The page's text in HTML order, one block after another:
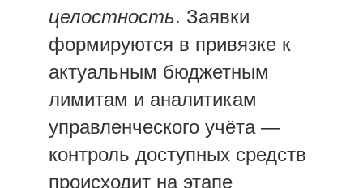
целостность. Заявки
формируются в привязке к
актуальным бюджетным
лимитам и аналитикам
управленческого учёта —
контроль доступных средств
происходит на этапе